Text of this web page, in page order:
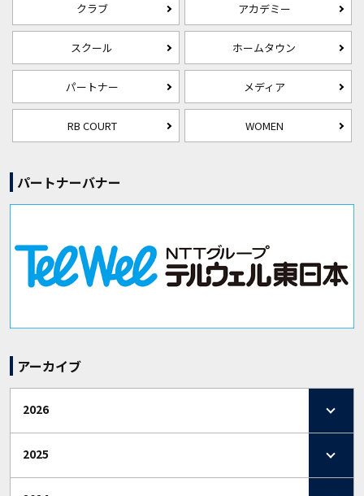
クラブ アカデミー
スクール ホームタウン
パートナー メディア
RB COURT WOMEN
パートナーバナー
アーカイブ
2026
2025